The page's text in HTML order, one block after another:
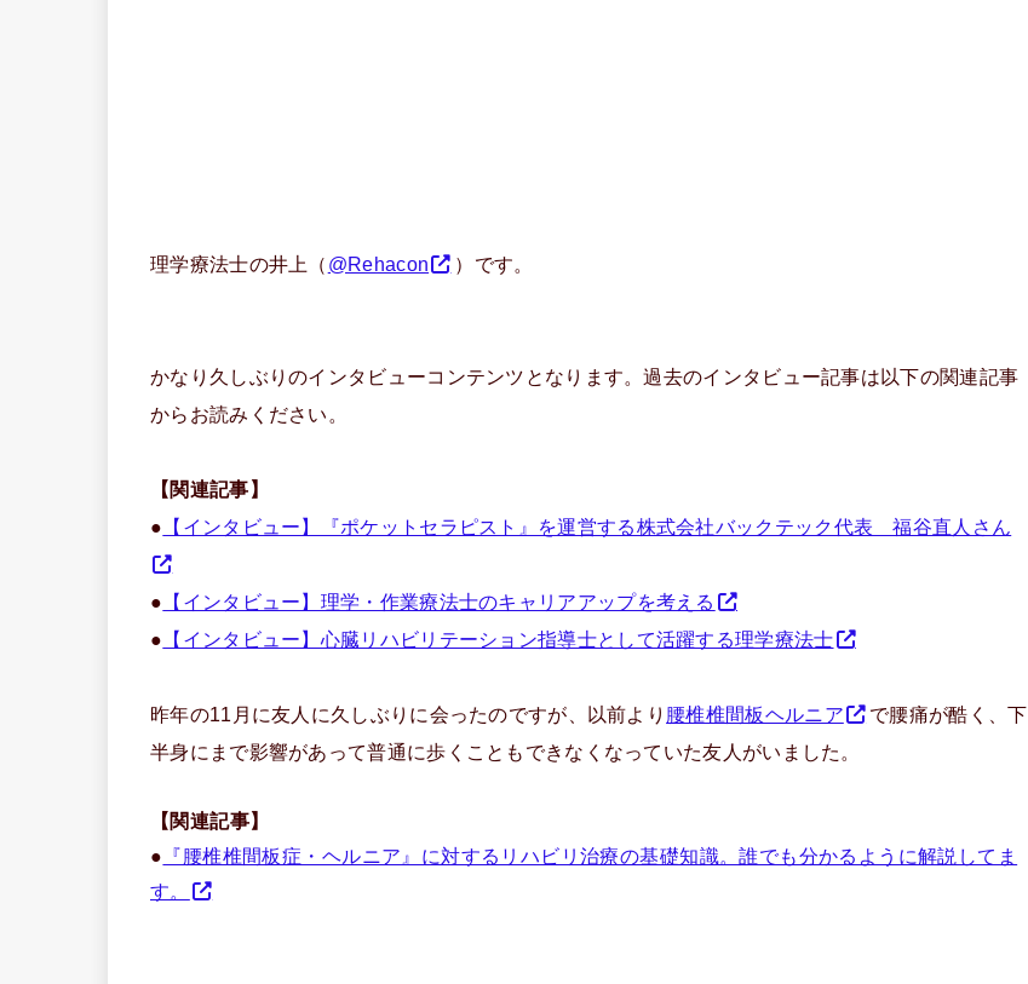
理学療法士の井上（ @Rehacon ）です。
かなり久しぶりのインタビューコンテンツとなります。過去のインタビュー記事は以下の関連記事
からお読みください。
【関連記事】
● 【インタビュー】『ポケットセラピスト』を運営する株式会社バックテック代表 福谷直人さん
● 【インタビュー】理学・作業療法士のキャリアアップを考える
● 【インタビュー】心臓リハビリテーション指導士として活躍する理学療法士
昨年の11月に友人に久しぶりに会ったのですが、以前より 腰椎椎間板ヘルニア
で腰痛が酷く、下
半身にまで影響があって普通に歩くこともできなくなっていた友人がいました。
【関連記事】
● 『腰椎椎間板症・ヘルニア』に対するリハビリ治療の基礎知識。誰でも分かるように解説してま
す。